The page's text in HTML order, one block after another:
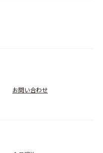
お問い合わせ